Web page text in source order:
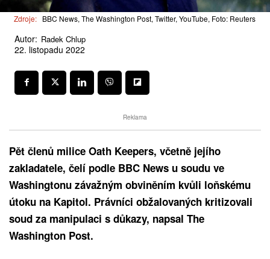
Zdroje: BBC News, The Washington Post, Twitter, YouTube, Foto: Reuters
Autor: Radek Chlup
22. listopadu 2022
Reklama
Pět členů milice Oath Keepers, včetně jejího
zakladatele, čelí podle BBC News u soudu ve
Washingtonu závažným obviněním kvůli loňskému
útoku na Kapitol. Právníci obžalovaných kritizovali
soud za manipulaci s důkazy, napsal The
Washington Post.